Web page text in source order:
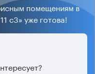
помещениям в
с3» уже готова!